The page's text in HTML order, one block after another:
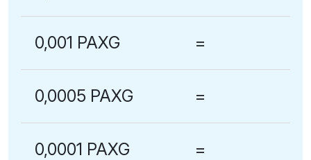
0,001 PAXG =
0,0005 PAXG =
0,0001 PAXG =